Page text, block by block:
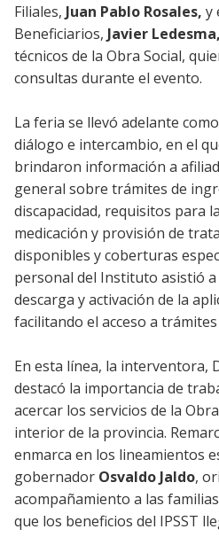
Filiales, Juan Pablo Rosales, y
Beneficiarios, Javier Ledesma,
técnicos de la Obra Social,
consultas durante el evento.
La feria se llevó adelante
diálogo e intercambio, en el
brindaron información a
general sobre trámites de
discapacidad, requisitos para
medicación y provisión de
disponibles y coberturas
personal del Instituto asistió
descarga y activación de la
facilitando el acceso a
En esta línea, la interventora,
destacó la importancia de
acercar los servicios de la
interior de la provincia.
enmarca en los lineamientos
gobernador Osvaldo Jaldo,
acompañamiento a las
que los beneficios del IPSST